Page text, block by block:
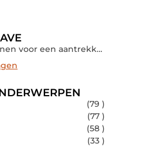
Canon inktpatronen voor een aantrekkelijke prijs
(79 )
(77 )
(58 )
(33 )